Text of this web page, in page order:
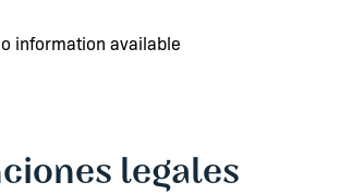
information available
legales